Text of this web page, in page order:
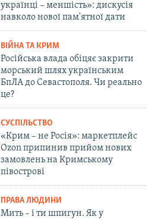
українці – меншість»: дискусія
навколо нової пам'ятної дати
ВІЙНА ТА КРИМ
Російська влада обіцяє закрити
морський шлях українським
БпЛА до Севастополя. Чи реально
це?
СУСПІЛЬСТВО
«Крим – не Росія»: маркетплейс
Ozon припинив прийом нових
замовлень на Кримському
півострові
ПРАВА ЛЮДИНИ
Мить – і ти шпигун. Як у